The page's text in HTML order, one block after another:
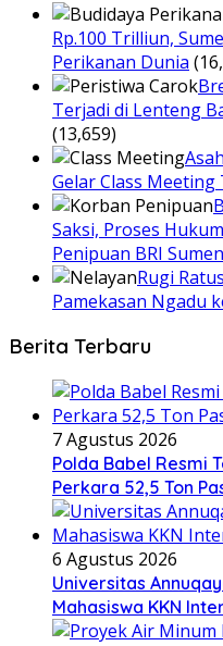
Rp.100 Trilliun,
Perikanan Dunia
Terjadi di Lenteng
(13,659)
Gelar Class
Saksi, Proses
Penipuan BRI
Rugi
Pamekasan Ngadu
Berita Terbaru
7 Agustus 2026
Polda Babel Resmi
Perkara 52,5 Ton
6 Agustus 2026
Universitas
Mahasiswa KKN